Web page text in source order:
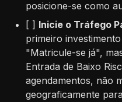
posicione-se como
[ ] Inicie o Tráfego
primeiro
"Matricule-se já",
Entrada de Baixo
agendamentos, não
geograficamente